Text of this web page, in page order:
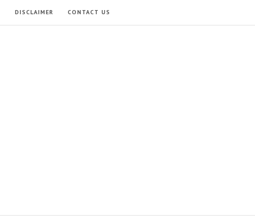
DISCLAIMER CONTACT US